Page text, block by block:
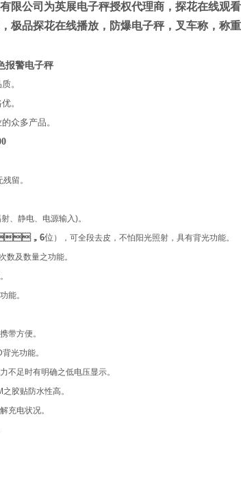
限公司为英展电子秤授权代理商 ，探花在线
极品探花在线播放，防爆电子秤，叉车称
报警电子秤
。
。
众多产品。
。
、静电、电源输入)。
， 6位 ），可全段去皮，不怕阳光照射，具有背光功能。
数及数量之功能。
。
方便。
背光功能。
足时有明确之低电压显示。
之胶贴防水性高。
电状况。